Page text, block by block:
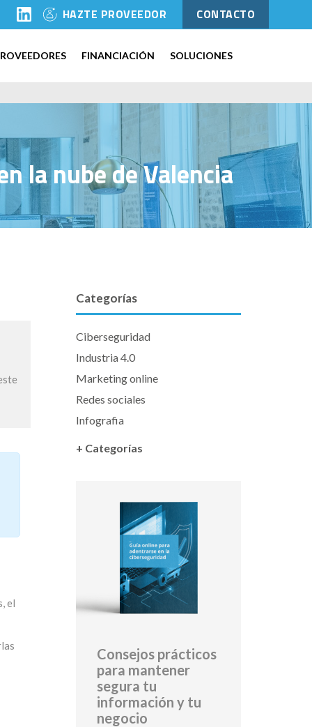
HAZTE PROVEEDOR CONTACTO
FINANCIACIÓN SOLUCIONES
la nube de Valencia
el
Categorías
Ciberseguridad
Industria 4.0
Marketing online
Redes sociales
Infografia
+ Categorías
Consejos prácticos
para mantener
segura tu
información y tu
negocio